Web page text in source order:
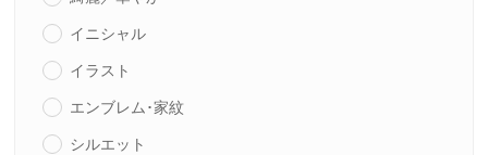
イニシャル
イラスト
エンブレム･家紋
シルエット